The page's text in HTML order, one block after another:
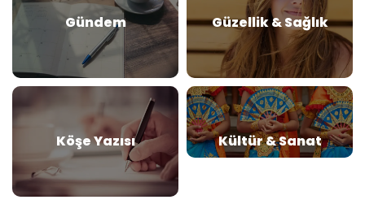
Gündem Güzellik & Sağlık
Köşe Yazısı Kültür & Sanat